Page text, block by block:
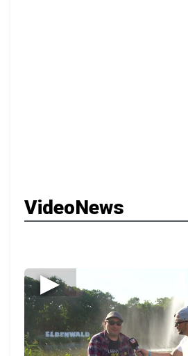
VideoNews
▶